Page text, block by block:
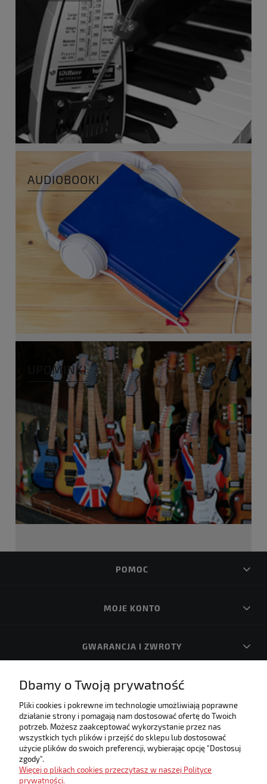
AUDIOBOOKI
UPOMINKI
POMOC
MOJE KONTO
GWARANCJA I ZWROTY
O FIRMIE
Internetowa księgarnia muzyczna! Zapraszamy!
Umożliwiamy płatności elektroniczne w naszym sklepie
Dbamy o Twoją prywatność
Pliki cookies i pokrewne im technologie umożliwiają poprawne
działanie strony i pomagają nam dostosować ofertę do Twoich
potrzeb. Możesz zaakceptować wykorzystanie przez nas
wszystkich tych plików i przejść do sklepu lub dostosować
użycie plików do swoich preferencji, wybierając opcję "Dostosuj
zgody".
Więcej o plikach cookies przeczytasz w naszej Polityce
prywatności.